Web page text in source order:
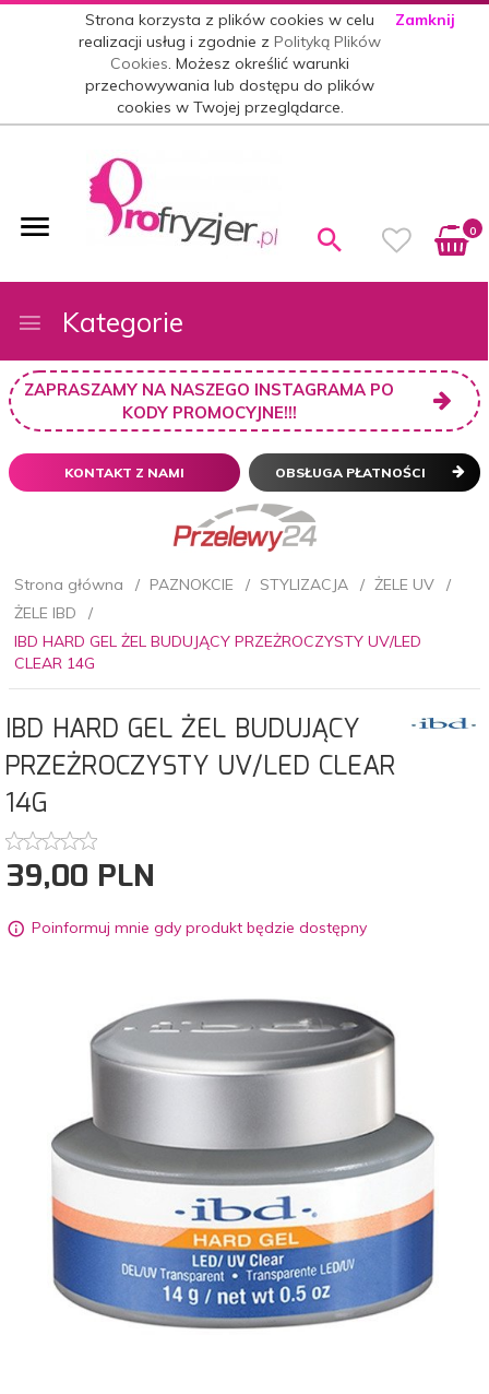
Strona korzysta z plików cookies w celu
realizacji usług i zgodnie zPolityką Plików
Cookies. Możesz określić warunki
przechowywania lub dostępu do plików
cookies w Twojej przeglądarce.
Zamknij
0
Kategorie
ZAPRASZAMY NA NASZEGO INSTAGRAMA PO
KODY PROMOCYJNE!!!
KONTAKT Z NAMI OBSŁUGA PŁATNOŚCI
Strona główna PAZNOKCIE STYLIZACJA
ŻELE UV
ŻELE IBD
IBD HARD GEL ŻEL BUDUJĄCY PRZEŻROCZYSTY UV/LED
CLEAR 14G
IBD HARD GEL ŻEL BUDUJĄCY
PRZEŻROCZYSTY UV/LED CLEAR
14G
39,00 PLN
Poinformuj mnie gdy produkt będzie dostępny